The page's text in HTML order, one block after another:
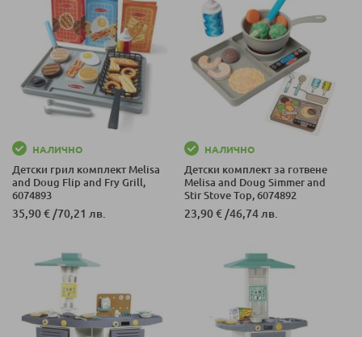
НАЛИЧНО
Детски грил комплект Melisa
and Doug Flip and Fry Grill,
6074893
35,90 € /70,21 лв.
НАЛИЧНО
Детски комплект за готвене
Melisa and Doug Simmer and
Stir Stove Top, 6074892
23,90 € /46,74 лв.